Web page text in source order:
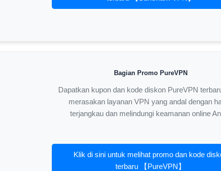
Bagian Promo PureVPN
Dapatkan kupon dan kode diskon PureVPN
merasakan layanan VPN yang andal dengan
terjangkau dan melindungi keamanan online
Klik di sini untuk melihat promo dan kode
terbaru 【PureVPN】